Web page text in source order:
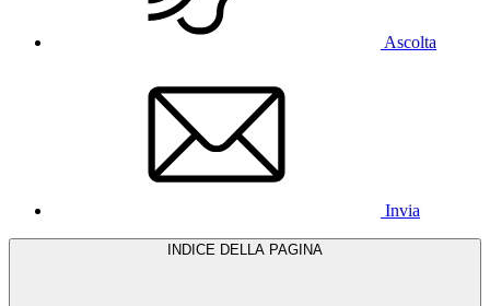
Ascolta
Invia
INDICE DELLA PAGINA